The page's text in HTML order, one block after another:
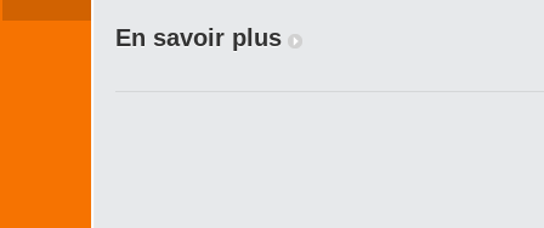
En savoir plus